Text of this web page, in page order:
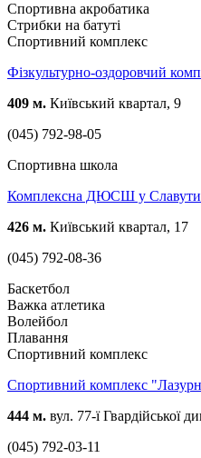
Спортивна акробатика
Стрибки на батуті
Спортивний комплекс
Фізкультурно-оздоровчий
409 м. Київський квартал, 9
(045) 792-98-05
Спортивна школа
Комплексна ДЮСШ у
426 м. Київський квартал, 17
(045) 792-08-36
Баскетбол
Важка атлетика
Волейбол
Плавання
Спортивний комплекс
Спортивний комплекс
444 м. вул. 77-ї Гвардійської
(045) 792-03-11